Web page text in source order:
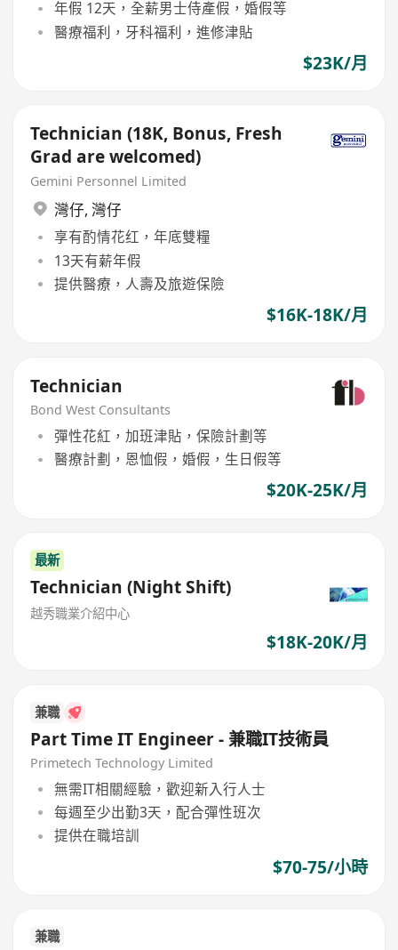
年假 12天，全薪男士侍產假，婚假等
醫療福利，牙科福利，進修津貼
$23K/月
Technician (18K, Bonus, Fresh
Grad are welcomed)
Gemini Personnel Limited
灣仔, 灣仔
享有酌情花红，年底雙糧
13天有薪年假
提供醫療，人壽及旅遊保險
$16K-18K/月
Technician
Bond West Consultants
彈性花紅，加班津貼，保險計劃等
醫療計劃，恩恤假，婚假，生日假等
$20K-25K/月
最新
Technician (Night Shift)
越秀職業介紹中心
$18K-20K/月
兼職
Part Time IT Engineer - 兼職IT技術員
Primetech Technology Limited
無需IT相關經驗，歡迎新入行人士
每週至少出勤3天，配合彈性班次
提供在職培訓
$70-75/小時
兼職